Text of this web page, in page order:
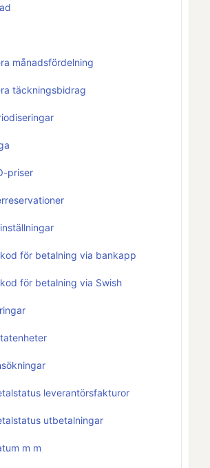
månadsfördelning
täckningsbidrag
priser
för betalning via bankapp
för betalning via Swish
leverantörsfakturor
utbetalningar
m m